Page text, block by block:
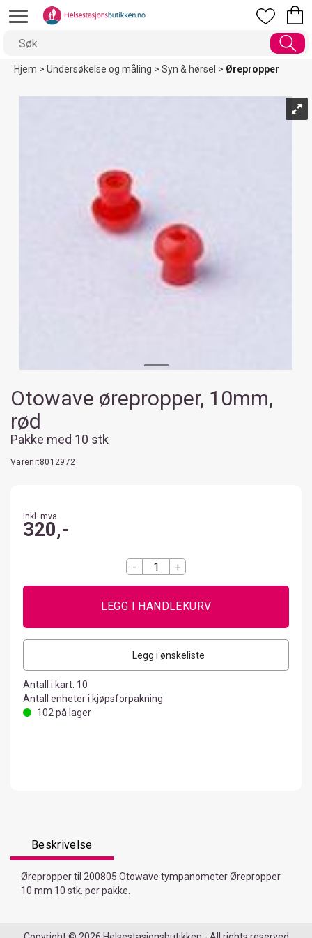
Hjem>Undersøkelse og måling>Syn & hørsel >Ørepropper
Otowave ørepropper, 10mm,
rød
Pakke med 10 stk
Varenr:8012972
Inkl. mva
320,-
- +
Legg i ønskeliste
Antall i kart: 10
Antall enheter i kjøpsforpakning
102 på lager
Beskrivelse
Ørepropper til 200805 Otowave tympanometer Ørepropper
10 mm 10 stk. per pakke.